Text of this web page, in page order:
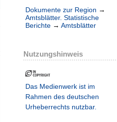
Dokumente zur Region →
Amtsblätter. Statistische
Berichte → Amtsblätter
Nutzungshinweis
Das Medienwerk ist im
Rahmen des deutschen
Urheberrechts nutzbar.